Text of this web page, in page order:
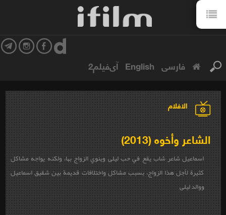
فارسی English آی‌فیلم2
الافلام
الشاعر وأخوه (2013)
اسماعيل شاعر شاب يقع في حب ليلى وينوي الزواج بها، ولكنه يواجه مشاكل
كثيرة لأجل هذا الزواج، بسبب مشاكل واختلافات قديمة بين شقيق اسماعيل
ووالد ليلى